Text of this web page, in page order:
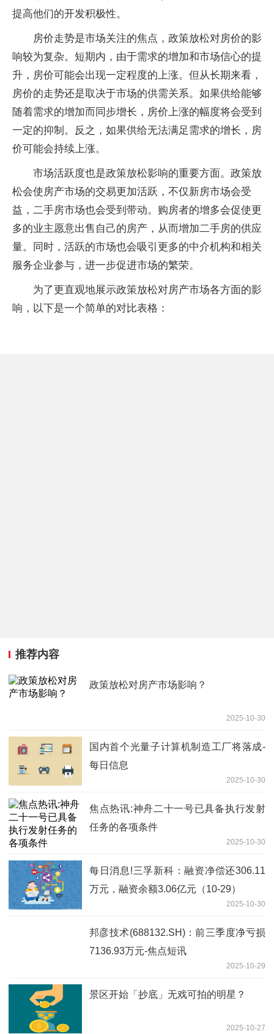
提高他们的开发积极性。
房价走势是市场关注的焦点，政策放松对房价的影
响较为复杂。短期内，由于需求的增加和市场信心的提
升，房价可能会出现一定程度的上涨。但从长期来看，
房价的走势还是取决于市场的供需关系。如果供给能够
随着需求的增加而同步增长，房价上涨的幅度将会受到
一定的抑制。反之，如果供给无法满足需求的增长，房
价可能会持续上涨。
市场活跃度也是政策放松影响的重要方面。政策放
松会使房产市场的交易更加活跃，不仅新房市场会受
益，二手房市场也会受到带动。购房者的增多会促使更
多的业主愿意出售自己的房产，从而增加二手房的供应
量。同时，活跃的市场也会吸引更多的中介机构和相关
服务企业参与，进一步促进市场的繁荣。
为了更直观地展示政策放松对房产市场各方面的影
响，以下是一个简单的对比表格：
推荐内容
政策放松对房产市场影响？
2025-10-30
国内首个光量子计算机制造工厂将落成-
每日信息
2025-10-30
焦点热讯:神舟二十一号已具备执行发射
任务的各项条件
2025-10-30
每日消息!三孚新科：融资净偿还306.11
万元，融资余额3.06亿元（10-29）
2025-10-30
邦彦技术(688132.SH)：前三季度净亏损
7136.93万元-焦点短讯
2025-10-29
景区开始「抄底」无戏可拍的明星？
2025-10-27